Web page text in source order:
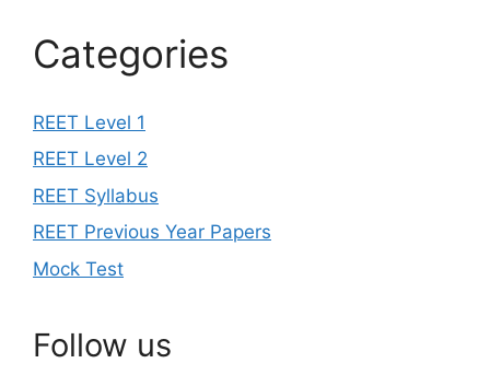
Categories
REET Level 1
REET Level 2
REET Syllabus
REET Previous Year Papers
Mock Test
Follow us